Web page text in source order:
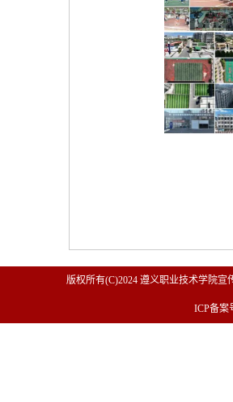
版权所有(C)2024 遵义职业技术学院宣
ICP备案